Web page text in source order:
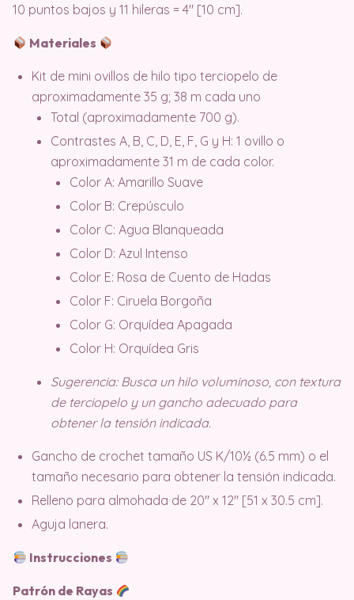
10 puntos bajos y 11 hileras = 4″ [10 cm].
Materiales
Kit de mini ovillos de hilo tipo terciopelo de
aproximadamente 35 g; 38 m cada uno
Total (aproximadamente 700 g).
Contrastes A, B, C, D, E, F, G y H: 1 ovillo o
aproximadamente 31 m de cada color.
Color A: Amarillo Suave
Color B: Crepúsculo
Color C: Agua Blanqueada
Color D: Azul Intenso
Color E: Rosa de Cuento de Hadas
Color F: Ciruela Borgoña
Color G: Orquídea Apagada
Color H: Orquídea Gris
Sugerencia: Busca un hilo voluminoso, con textura
de terciopelo y un gancho adecuado para
obtener la tensión indicada.
Gancho de crochet tamaño US K/10½ (6.5 mm) o el
tamaño necesario para obtener la tensión indicada.
Relleno para almohada de 20″ x 12″ [51 x 30.5 cm].
Aguja lanera.
Instrucciones
Patrón de Rayas